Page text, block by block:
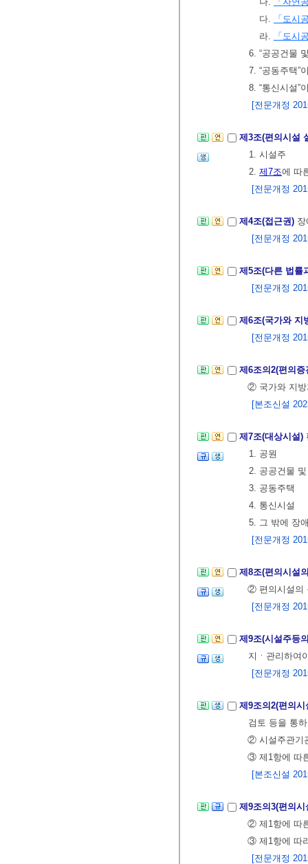
다.
「도시
라.
「도시
6. “공공건물
7. “공동주택”
8. “통신시설”
[전문개정
제3조(편의시설
1. 시설주
2. 제7조에 따
[전문개정
제4조(접근권)
[전문개정
제5조(다른 법률
[전문개정
제6조(국가와 지
[전문개정
제6조의2(편의
② 국가와 지방
[본조신설
제7조(대상시설)
1. 공원
2. 공공건물
3. 공동주택
4. 통신시설
5. 그 밖에 장
[전문개정
제8조(편의시설
② 편의시설의
[전문개정
제9조(시설주등
지ㆍ관리하여
[전문개정
제9조의2(편의
검토 등을 통
② 시설주관기
③ 제1항에 따
[본조신설
제9조의3(편의
② 제1항에 따
③ 제1항에 따
[전문개정